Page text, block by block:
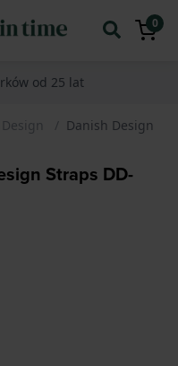
0
od 25 lat
Danish Design
Straps DD-